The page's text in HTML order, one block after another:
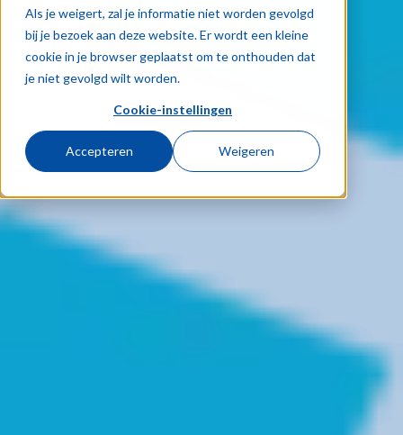
Als je weigert, zal je informatie niet worden gevolgd
bij je bezoek aan deze website. Er wordt een kleine
cookie in je browser geplaatst om te onthouden dat
je niet gevolgd wilt worden.
Cookie-instellingen
Accepteren Weigeren